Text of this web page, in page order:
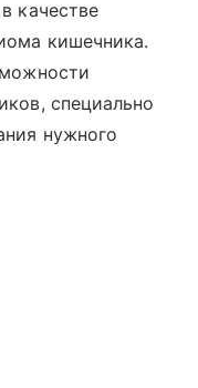
качестве
кишечника.
специально
нужного